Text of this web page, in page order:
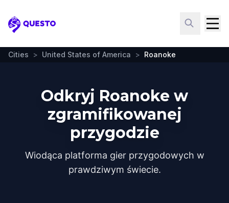
Questo
Cities > United States of America > Roanoke
Odkryj Roanoke w
zgramifikowanej
przygodzie
Wiodąca platforma gier przygodowych w
prawdziwym świecie.